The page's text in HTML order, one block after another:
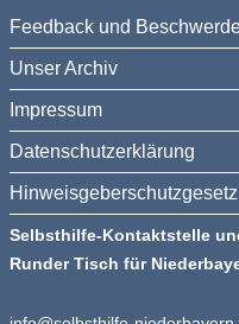
Feedback und
Unser Archiv
Impressum
Datenschutzerklärung
Hinweisgeberschutzgesetz
Selbsthilfe-Kontaktstelle
Runder Tisch für